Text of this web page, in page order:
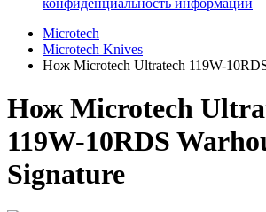
конфиденциальность информации
Microtech
Microtech Knives
Нож Microtech Ultratech 119W-
Нож Microtech
119W-10RDS
Signature